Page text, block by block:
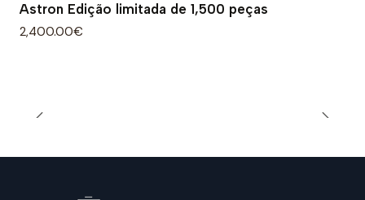
Astron Edição limitada de 1,500 peças
2,400.00€